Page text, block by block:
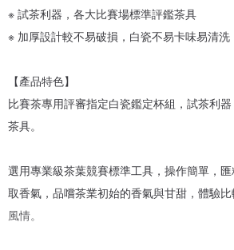
※ 試茶利器，各大比賽場標準評鑑茶具
※ 加厚設計較不易破損，白瓷不易卡味易清洗
【產品特色】
比賽茶專用評審指定白瓷鑑定杯組，試茶利
茶具。
選用專業級茶葉競賽標準工具，操作簡單，
取香氣，品嚐茶業初始的香氣與甘甜，體驗
風情。